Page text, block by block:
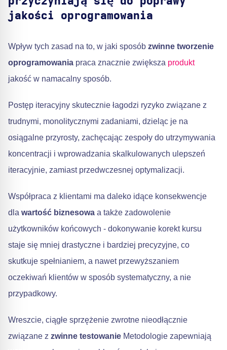
jakości oprogramowania
Wpływ tych zasad na to, w jaki sposób zwinne tworzenie
oprogramowania praca znacznie zwiększa produkt
jakość w namacalny sposób.
Postęp iteracyjny skutecznie łagodzi ryzyko związane z
trudnymi, monolitycznymi zadaniami, dzieląc je na
osiągalne przyrosty, zachęcając zespoły do utrzymywania
koncentracji i wprowadzania skalkulowanych ulepszeń
iteracyjnie, zamiast przedwczesnej optymalizacji.
Współpraca z klientami ma daleko idące konsekwencje
dla wartość biznesowa a także zadowolenie
użytkowników końcowych - dokonywanie korekt kursu
staje się mniej drastyczne i bardziej precyzyjne, co
skutkuje spełnianiem, a nawet przewyższaniem
oczekiwań klientów w sposób systematyczny, a nie
przypadkowy.
Wreszcie, ciągłe sprzężenie zwrotne nieodłącznie
związane z zwinne testowanie Metodologie zapewniają